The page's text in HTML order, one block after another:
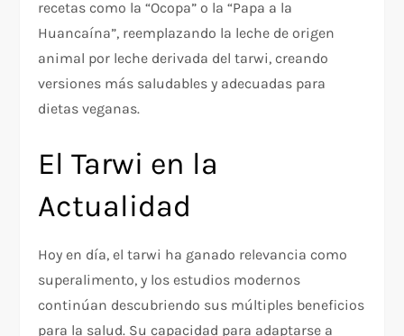
recetas como la “Ocopa” o la “Papa a la
Huancaína”, reemplazando la leche de origen
animal por leche derivada del tarwi, creando
versiones más saludables y adecuadas para
dietas veganas.
El Tarwi en la
Actualidad
Hoy en día, el tarwi ha ganado relevancia como
superalimento, y los estudios modernos
continúan descubriendo sus múltiples beneficios
para la salud. Su capacidad para adaptarse a